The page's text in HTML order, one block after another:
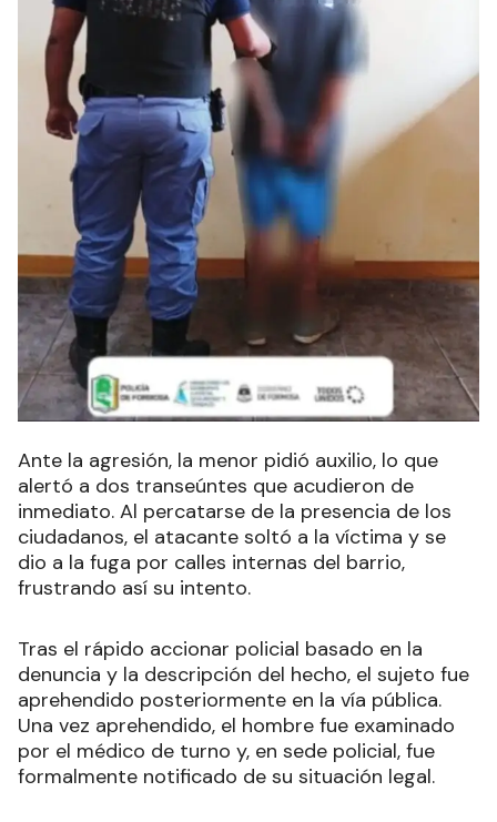
Ante la agresión, la menor pidió auxilio, lo que
alertó a dos transeúntes que acudieron de
inmediato. Al percatarse de la presencia de los
ciudadanos, el atacante soltó a la víctima y se
dio a la fuga por calles internas del barrio,
frustrando así su intento.
Tras el rápido accionar policial basado en la
denuncia y la descripción del hecho, el sujeto fue
aprehendido posteriormente en la vía pública.
Una vez aprehendido, el hombre fue examinado
por el médico de turno y, en sede policial, fue
formalmente notificado de su situación legal.